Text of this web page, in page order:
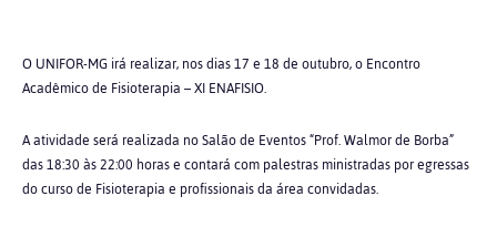
O UNIFOR-MG irá realizar, nos dias 17 e 18 de outubro, o Encontro
Acadêmico de Fisioterapia – XI ENAFISIO.
A atividade será realizada noSalão de Eventos “Prof. Walmor de Borba”
das 18:30 às 22:00 horas e contará com palestras ministradas por egressas
do curso de Fisioterapia e profissionais da área convidadas.